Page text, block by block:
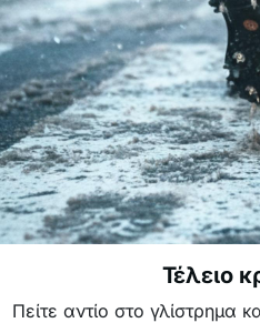
Τέλειο
Πείτε αντίο στο γλίστρημα